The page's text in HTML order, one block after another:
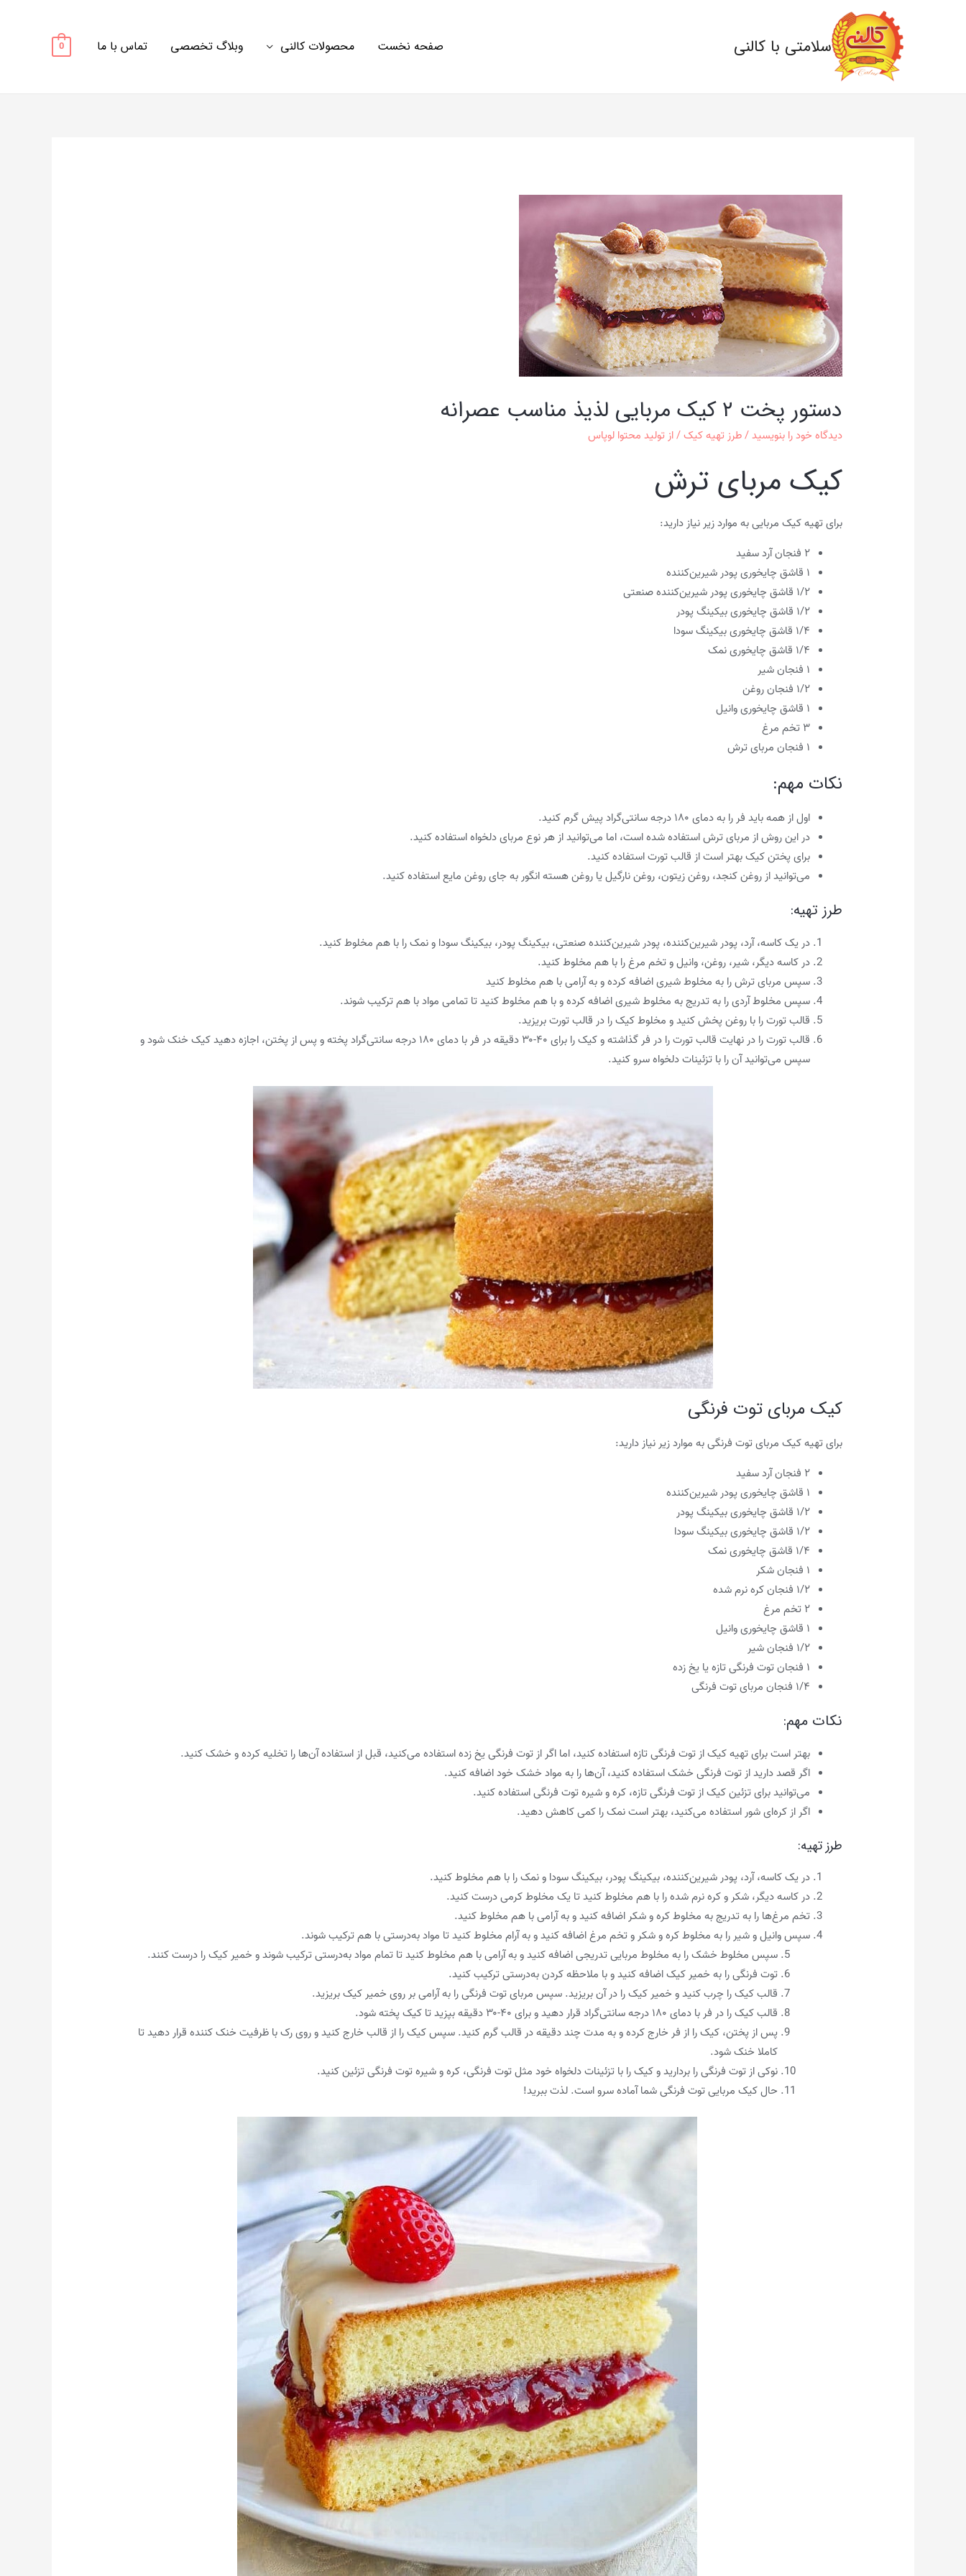
سلامتی با کالنی صفحه نخست محصولات کالنی وبلاگ تخصصی تماس با ما 0
دستور پخت ۲ کیک مربایی لذیذ مناسب عصرانه
دیدگاه‌ خود را بنویسید/طرز تهیه کیک/ ازتولید محتوا لوپاس
کیک مربای ترش
برای تهیه کیک مربایی به موارد زیر نیاز دارید:
۲ فنجان آرد سفید
۱ قاشق چایخوری پودر شیرین‌کننده
۱/۲ قاشق چایخوری پودر شیرین‌کننده صنعتی
۱/۲ قاشق چایخوری بیکینگ پودر
۱/۴ قاشق چایخوری بیکینگ سودا
۱/۴ قاشق چایخوری نمک
۱ فنجان شیر
۱/۲ فنجان روغن
۱ قاشق چایخوری وانیل
۳ تخم مرغ
۱ فنجان مربای ترش
نکات مهم:
اول از همه باید فر را به دمای ۱۸۰ درجه سانتی‌گراد پیش گرم کنید.
در این روش از مربای ترش استفاده شده است، اما می‌توانید از هر نوع مربای دلخواه استفاده کنید.
برای پختن کیک بهتر است از قالب تورت استفاده کنید.
می‌توانید از روغن کنجد، روغن زیتون، روغن نارگیل یا روغن هسته انگور به جای روغن مایع استفاده کنید.
طرز تهیه:
در یک کاسه، آرد، پودر شیرین‌کننده، پودر شیرین‌کننده صنعتی، بیکینگ پودر، بیکینگ سودا و نمک را با هم مخلوط کنید.
در کاسه دیگر، شیر، روغن، وانیل و تخم مرغ را با هم مخلوط کنید.
سپس مربای ترش را به مخلوط شیری اضافه کرده و به آرامی با هم مخلوط کنید
سپس مخلوط آردی را به تدریج به مخلوط شیری اضافه کرده و با هم مخلوط کنید تا تمامی مواد با هم ترکیب شوند.
قالب تورت را با روغن پخش کنید و مخلوط کیک را در قالب تورت بریزید.
قالب تورت را در نهایت قالب تورت را در فر گذاشته و کیک را برای ۴۰-۳۰ دقیقه در فر با دمای ۱۸۰ درجه سانتی‌گراد پخته و پس از پختن، اجازه دهید کیک خنک شود و
سپس می‌توانید آن را با تزئینات دلخواه سرو کنید.
کیک مربای توت فرنگی
برای تهیه کیک مربای توت فرنگی به موارد زیر نیاز دارید:
۲ فنجان آرد سفید
۱ قاشق چایخوری پودر شیرین‌کننده
۱/۲ قاشق چایخوری بیکینگ پودر
۱/۲ قاشق چایخوری بیکینگ سودا
۱/۴ قاشق چایخوری نمک
۱ فنجان شکر
۱/۲ فنجان کره نرم شده
۲ تخم مرغ
۱ قاشق چایخوری وانیل
۱/۲ فنجان شیر
۱ فنجان توت فرنگی تازه یا یخ زده
۱/۴ فنجان مربای توت فرنگی
نکات مهم:
بهتر است برای تهیه کیک از توت فرنگی تازه استفاده کنید، اما اگر از توت فرنگی یخ زده استفاده می‌کنید، قبل از استفاده آن‌ها را تخلیه کرده و خشک کنید.
اگر قصد دارید از توت فرنگی خشک استفاده کنید، آن‌ها را به مواد خشک خود اضافه کنید.
می‌توانید برای تزئین کیک از توت فرنگی تازه، کره و شیره توت فرنگی استفاده کنید.
اگر از کره‌ای شور استفاده می‌کنید، بهتر است نمک را کمی کاهش دهید.
طرز تهیه:
در یک کاسه، آرد، پودر شیرین‌کننده، بیکینگ پودر، بیکینگ سودا و نمک را با هم مخلوط کنید.
در کاسه دیگر، شکر و کره نرم شده را با هم مخلوط کنید تا یک مخلوط کرمی درست کنید.
تخم مرغ‌ها را به تدریج به مخلوط کره و شکر اضافه کنید و به آرامی با هم مخلوط کنید.
سپس وانیل و شیر را به مخلوط کره و شکر و تخم مرغ اضافه کنید و به آرام مخلوط کنید تا مواد به‌درستی با هم ترکیب شوند.
سپس مخلوط خشک را به مخلوط مربایی تدریجی اضافه کنید و به آرامی با هم مخلوط کنید تا تمام مواد به‌درستی ترکیب شوند و خمیر کیک را درست کنند.
توت فرنگی را به خمیر کیک اضافه کنید و با ملاحظه کردن به‌درستی ترکیب کنید.
قالب کیک را چرب کنید و خمیر کیک را در آن بریزید. سپس مربای توت فرنگی را به آرامی بر روی خمیر کیک بریزید.
قالب کیک را در فر با دمای ۱۸۰ درجه سانتی‌گراد قرار دهید و برای ۴۰-۳۰ دقیقه بپزید تا کیک پخته شود.
پس از پختن، کیک را از فر خارج کرده و به مدت چند دقیقه در قالب گرم کنید. سپس کیک را از قالب خارج کنید و روی رک با ظرفیت خنک کننده قرار دهید تا
کاملا خنک شود.
نوکی از توت فرنگی را بردارید و کیک را با تزئینات دلخواه خود مثل توت فرنگی، کره و شیره توت فرنگی تزئین کنید.
حال کیک مربایی توت فرنگی شما آماده سرو است. لذت ببرید!